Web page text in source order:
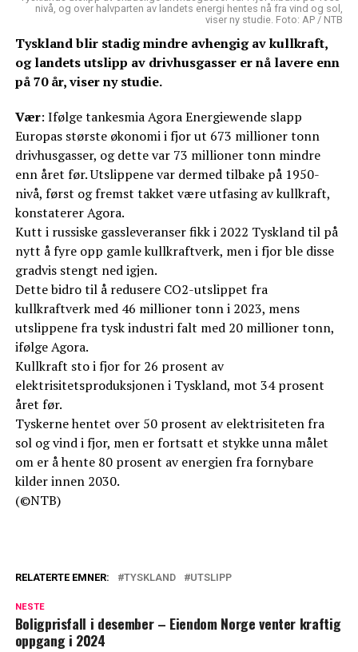
nivå, og over halvparten av landets energi hentes nå fra vind og sol,
viser ny studie. Foto: AP / NTB
Tyskland blir stadig mindre avhengig av kullkraft,
og landets utslipp av drivhusgasser er nå lavere enn
på 70 år, viser ny studie.
Vær: Ifølge tankesmia Agora Energiewende slapp
Europas største økonomi i fjor ut 673 millioner tonn
drivhusgasser, og dette var 73 millioner tonn mindre
enn året før. Utslippene var dermed tilbake på 1950-
nivå, først og fremst takket være utfasing av kullkraft,
konstaterer Agora.
Kutt i russiske gassleveranser fikk i 2022 Tyskland til på
nytt å fyre opp gamle kullkraftverk, men i fjor ble disse
gradvis stengt ned igjen.
Dette bidro til å redusere CO2-utslippet fra
kullkraftverk med 46 millioner tonn i 2023, mens
utslippene fra tysk industri falt med 20 millioner tonn,
ifølge Agora.
Kullkraft sto i fjor for 26 prosent av
elektrisitetsproduksjonen i Tyskland, mot 34 prosent
året før.
Tyskerne hentet over 50 prosent av elektrisiteten fra
sol og vind i fjor, men er fortsatt et stykke unna målet
om er å hente 80 prosent av energien fra fornybare
kilder innen 2030.
(©NTB)
RELATERTE EMNER: TYSKLAND UTSLIPP
NESTE
Boligprisfall i desember – Eiendom Norge venter kraftig
oppgang i 2024